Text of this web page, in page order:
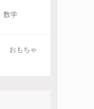
数学
おもちゃ